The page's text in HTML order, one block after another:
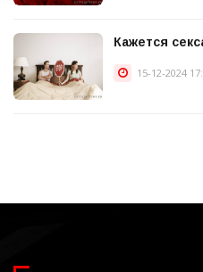
Кажется
15-12-2024